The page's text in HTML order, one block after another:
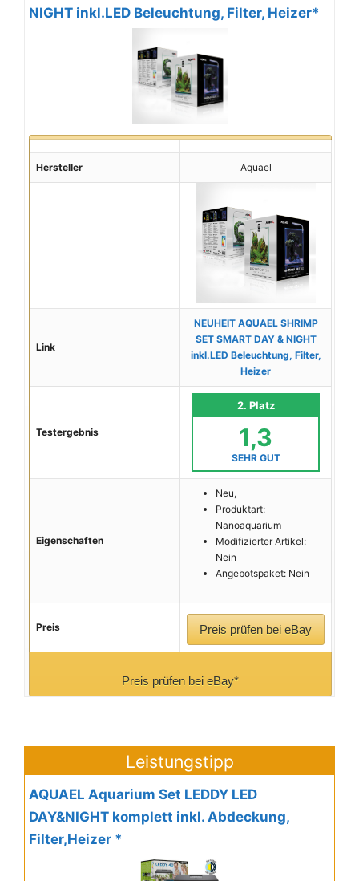
NIGHT inkl.LED Beleuchtung, Filter, Heizer*
Hersteller Aquael
Link
NEUHEIT AQUAEL SHRIMP
SET SMART DAY & NIGHT
inkl.LED Beleuchtung, Filter,
Heizer
Testergebnis
2. Platz
1,3
SEHR GUT
Eigenschaften
Neu,
Produktart:
Nanoaquarium
Modifizierter Artikel:
Nein
Angebotspaket: Nein
Preis Preis prüfen bei eBay
Preis prüfen bei eBay*
Leistungstipp
AQUAEL Aquarium Set LEDDY LED
DAY&NIGHT komplett inkl. Abdeckung,
Filter,Heizer *